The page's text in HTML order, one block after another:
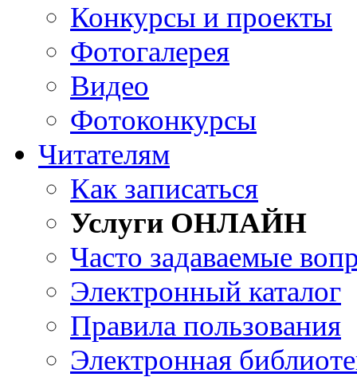
Конкурсы и проекты
Фотогалерея
Видео
Фотоконкурсы
Читателям
Как записаться
Услуги ОНЛАЙН
Часто задаваемые
Электронный каталог
Правила пользования
Электронная